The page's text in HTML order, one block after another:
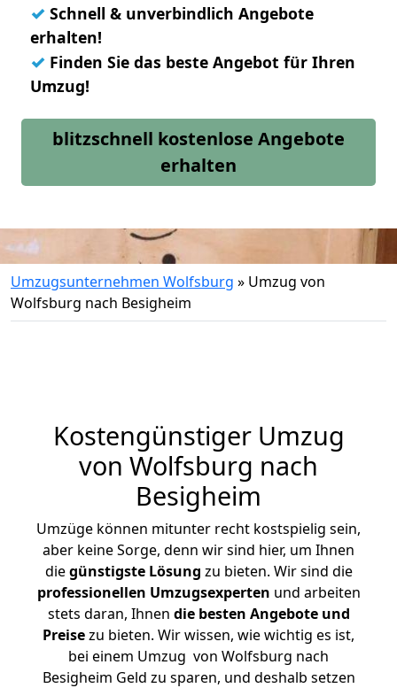
✓ Schnell & unverbindlich Angebote
erhalten!
✓ Finden Sie das beste Angebot für Ihren
Umzug!
blitzschnell kostenlose Angebote
erhalten
Umzugsunternehmen Wolfsburg » Umzug von
Wolfsburg nach Besigheim
Kostengünstiger Umzug
von Wolfsburg nach
Besigheim
Umzüge können mitunter recht kostspielig sein,
aber keine Sorge, denn wir sind hier, um Ihnen
diegünstigste Lösung zu bieten. Wir sind die
professionellen Umzugsexperten und arbeiten
stets daran, Ihnen die besten Angebote und
Preisezu bieten. Wir wissen, wie wichtig es ist,
bei einem Umzug von Wolfsburg nach
Besigheim Geld zu sparen, und deshalb setzen